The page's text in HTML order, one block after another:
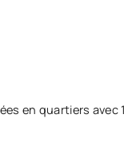
en quartiers avec